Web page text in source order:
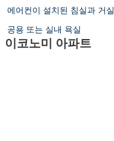
에어컨이 설치된 침실과 거실
공용 또는 실내 욕실
이코노미 아파트